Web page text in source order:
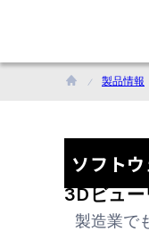
製品情報
ソフト
3Dビュー
製造業で